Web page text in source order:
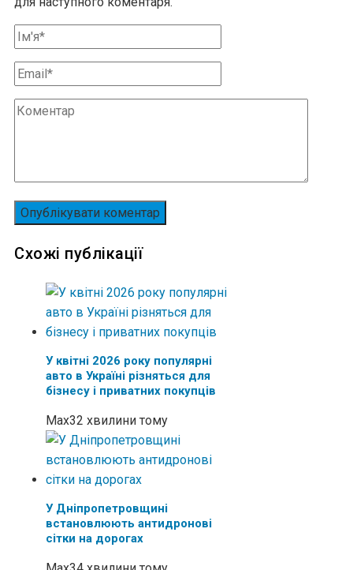
Схожі публікації
У квітні 2026 року популярні
авто в Україні різняться для
бізнесу і приватних покупців
Max32 хвилини тому
У Дніпропетровщині
встановлюють антидронові
сітки на дорогах